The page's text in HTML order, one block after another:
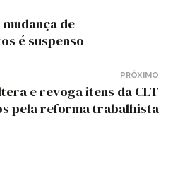
de
é suspenso
PRÓXIMO
e revoga itens da CLT
pela reforma trabalhista